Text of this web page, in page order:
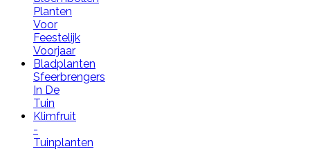
Planten
Voor
Feestelijk
Voorjaar
Bladplanten
Sfeerbrengers
In De
Tuin
Klimfruit
-
Tuinplanten